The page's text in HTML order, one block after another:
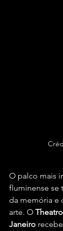
O palco mais
fluminense se
da memória e
arte. O
Janeiro